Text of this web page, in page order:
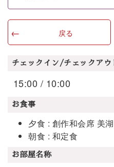
戻る
チェックイン/チェックアウ
15:00 / 10:00
お食事
夕食 : 創作和会席 美
朝食 : 和定食
お部屋名称